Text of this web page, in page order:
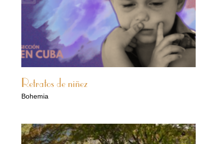
Retratos de niñez
Bohemia